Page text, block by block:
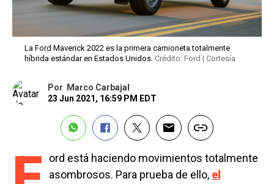
La Ford Maverick 2022 es la primera camioneta totalmente
híbrida estándar en Estados Unidos. Crédito: Ford | Cortesía
Por
Marco Carbajal
23 Jun 2021, 16:59 PM EDT
ord está haciendo movimientos totalmente
asombrosos. Para prueba de ello, el